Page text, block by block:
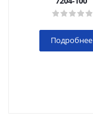
Подробнее